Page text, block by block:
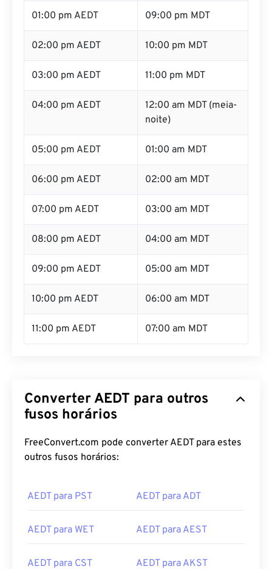
01:00 pm AEDT 09:00 pm MDT
02:00 pm AEDT 10:00 pm MDT
03:00 pm AEDT 11:00 pm MDT
04:00 pm AEDT
12:00 am MDT (meia-
noite)
05:00 pm AEDT 01:00 am MDT
06:00 pm AEDT 02:00 am MDT
07:00 pm AEDT 03:00 am MDT
08:00 pm AEDT 04:00 am MDT
09:00 pm AEDT 05:00 am MDT
10:00 pm AEDT 06:00 am MDT
11:00 pm AEDT 07:00 am MDT
Converter AEDT para outros
fusos horários
FreeConvert.com pode converter AEDT para estes
outros fusos horários:
AEDT para PST AEDT para ADT
AEDT para WET AEDT para AEST
AEDT para CST AEDT para AKST